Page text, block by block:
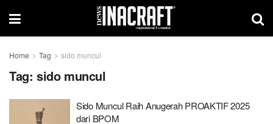
Home Tag sido muncul
Tag: sido muncul
Sido Muncul Raih Anugerah PROAKTIF 2025
dari BPOM